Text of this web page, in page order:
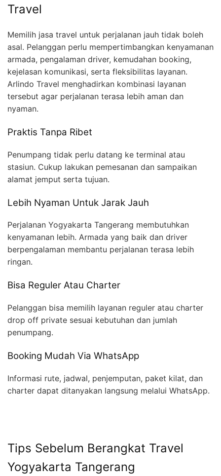
Travel
Memilih jasa travel untuk perjalanan jauh tidak boleh
asal. Pelanggan perlu mempertimbangkan kenyamanan
armada, pengalaman driver, kemudahan booking,
kejelasan komunikasi, serta fleksibilitas layanan.
Arlindo Travel menghadirkan kombinasi layanan
tersebut agar perjalanan terasa lebih aman dan
nyaman.
Praktis Tanpa Ribet
Penumpang tidak perlu datang ke terminal atau
stasiun. Cukup lakukan pemesanan dan sampaikan
alamat jemput serta tujuan.
Lebih Nyaman Untuk Jarak Jauh
Perjalanan Yogyakarta Tangerang membutuhkan
kenyamanan lebih. Armada yang baik dan driver
berpengalaman membantu perjalanan terasa lebih
ringan.
Bisa Reguler Atau Charter
Pelanggan bisa memilih layanan reguler atau charter
drop off private sesuai kebutuhan dan jumlah
penumpang.
Booking Mudah Via WhatsApp
Informasi rute, jadwal, penjemputan, paket kilat, dan
charter dapat ditanyakan langsung melalui WhatsApp.
Tips Sebelum Berangkat Travel
Yogyakarta Tangerang